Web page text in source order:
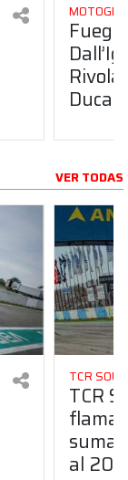
MOTOGP
Ducati
VER TODAS
TCR
TCR
suma
al